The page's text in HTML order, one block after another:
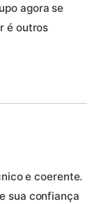
agora se
é outros
e coerente.
sua confiança